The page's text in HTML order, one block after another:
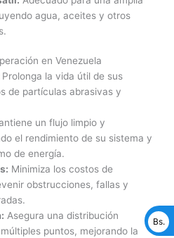
agua, aceites y otros
en Venezuela
Prolonga la vida útil de sus
de partículas abrasivas y
un flujo limpio y
el rendimiento de su sistema y
de energía.
Minimiza los costos de
obstrucciones, fallas y
Asegura una distribución
puntos, mejorando la
Bs.